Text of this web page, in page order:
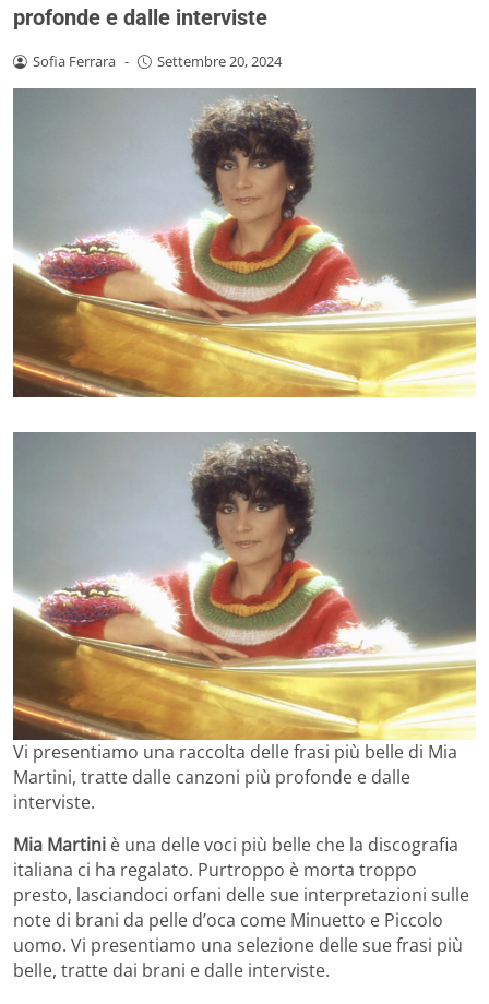
profonde e dalle interviste
Sofia Ferrara - Settembre 20, 2024
Vi presentiamo una raccolta delle frasi più belle di Mia
Martini, tratte dalle canzoni più profonde e dalle
interviste.
Mia Martini è una delle voci più belle che la discografia
italiana ci ha regalato. Purtroppo è morta troppo
presto, lasciandoci orfani delle sue interpretazioni sulle
note di brani da pelle d’oca come Minuetto e Piccolo
uomo. Vi presentiamo una selezione delle sue frasi più
belle, tratte dai brani e dalle interviste.